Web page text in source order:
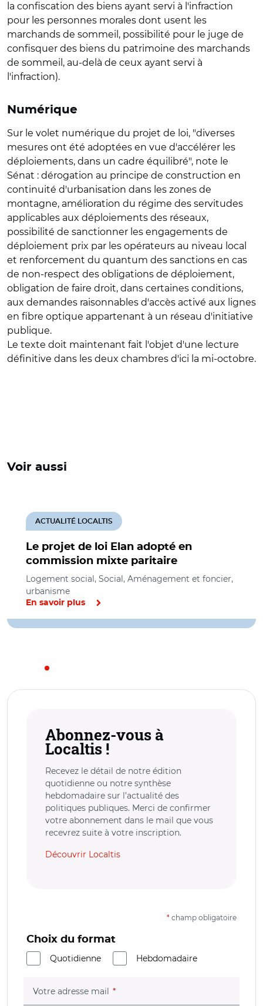
la confiscation des biens ayant servi à l'infraction
pour les personnes morales dont usent les
marchands de sommeil, possibilité pour le juge de
confisquer des biens du patrimoine des marchands
de sommeil, au-delà de ceux ayant servi à
l'infraction).
Numérique
Sur le volet numérique du projet de loi, "diverses
mesures ont été adoptées en vue d'accélérer les
déploiements, dans un cadre équilibré", note le
Sénat : dérogation au principe de construction en
continuité d'urbanisation dans les zones de
montagne, amélioration du régime des servitudes
applicables aux déploiements des réseaux,
possibilité de sanctionner les engagements de
déploiement prix par les opérateurs au niveau local
et renforcement du quantum des sanctions en cas
de non-respect des obligations de déploiement,
obligation de faire droit, dans certaines conditions,
aux demandes raisonnables d'accès activé aux lignes
en fibre optique appartenant à un réseau d'initiative
publique.
Le texte doit maintenant fait l'objet d'une lecture
définitive dans les deux chambres d'ici la mi-octobre.
Voir aussi
Le projet de loi Elan adopté en
commission mixte paritaire
ACTUALITÉ LOCALTIS
Logement social, Social, Aménagement et foncier,
urbanisme
En savoir plus
Abonnez-vous à
Localtis !
Recevez le détail de notre édition
quotidienne ou notre synthèse
hebdomadaire sur l’actualité des
politiques publiques. Merci de confirmer
votre abonnement dans le mail que vous
recevrez suite à votre inscription.
Découvrir Localtis
* champ obligatoire
Choix du format
Quotidienne
Hebdomadaire
Votre adresse mail (champ obligatoire)